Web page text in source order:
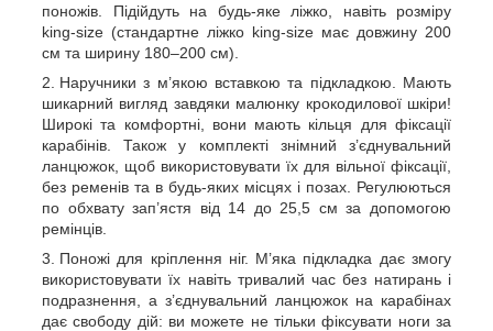
поножів. Підійдуть на будь-яке ліжко, навіть розміру
king-size (стандартне ліжко king-size має довжину 200
см та ширину 180–200 см).
Наручники з м’якою вставкою та підкладкою. Мають
шикарний вигляд завдяки малюнку крокодилової шкіри!
Широкі та комфортні, вони мають кільця для фіксації
карабінів. Також у комплекті знімний з’єднувальний
ланцюжок, щоб використовувати їх для вільної фіксації,
без ременів та в будь-яких місцях і позах. Регулюються
по обхвату зап’ястя від 14 до 25,5 см за допомогою
ремінців.
Поножі для кріплення ніг. М’яка підкладка дає змогу
використовувати їх навіть тривалий час без натирань і
подразнення, а з’єднувальний ланцюжок на карабінах
дає свободу дій: ви можете не тільки фіксувати ноги за